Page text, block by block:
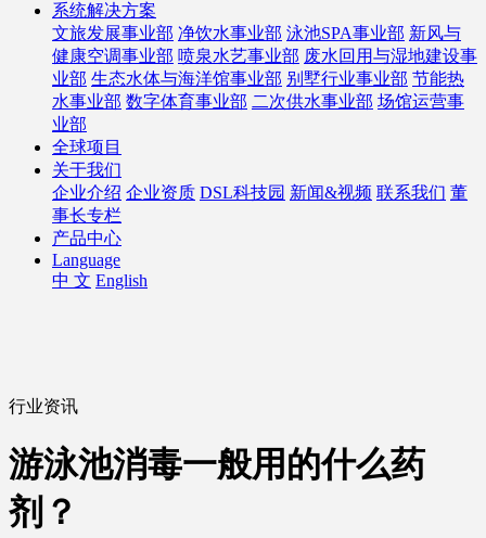
系统解决方案
文旅发展事业部 净饮水事业部 泳池SPA事业部 新风与
健康空调事业部 喷泉水艺事业部 废水回用与湿地建设事
业部 生态水体与海洋馆事业部 别墅行业事业部 节能热
水事业部 数字体育事业部 二次供水事业部 场馆运营事
业部
全球项目
关于我们
企业介绍 企业资质 DSL科技园 新闻&视频 联系我们 董
事长专栏
产品中心
Language
中 文 English
行业资讯
游泳池消毒一般用的什么药
剂？